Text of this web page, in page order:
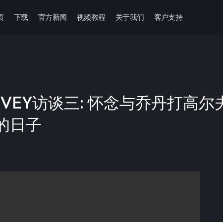
下载 官方新闻 视频教程 关于我们 客户支持
访谈三: 怀念与乔丹打高尔
日子